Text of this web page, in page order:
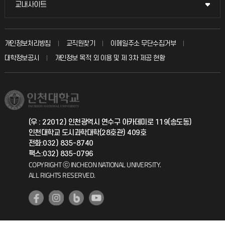
입학안내
취업정보(학생)
칭찬마당
학생서비스 지킴이
총동문회
교내사이트
교내사이트
교수회
교육혁신본부
국제지원과
공자아카데미
기초교육원
개인정보처리방침 교직원찾기
이메일주소 무단수집거부
대학정보공시
개인정보 목적 외 이용 및 제 3차 제공 현황
(우 : 22012) 인천광역시 연수구 아카데미로 119(송도동)
인천대학교 도시과학대학(28호관) 409호
전화:032) 835-8740
팩스:032) 835-0796
COPYRIGHT ⓒ INCHEON NATIONAL UNIVERSITY.
ALL RIGHTS RESERVED.